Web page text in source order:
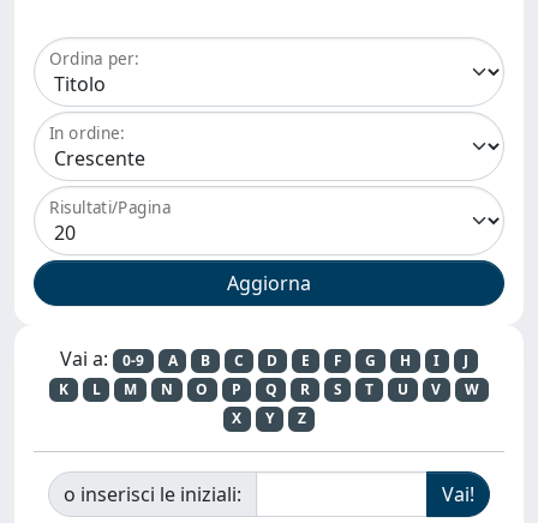
Ordina per:
In ordine:
Risultati/Pagina
Vai a: 0-9 A B C D E F G H I
J
K
L M N O P Q R S T U V
W
X
Y Z
o inserisci le iniziali: